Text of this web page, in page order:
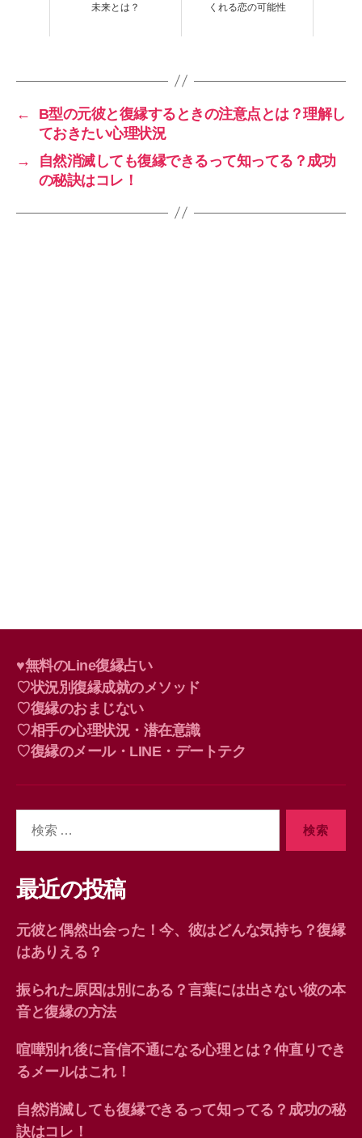
未来とは？
くれる恋の可能性
←
B型の元彼と復縁するときの注意点とは？理解し
ておきたい心理状況
→
自然消滅しても復縁できるって知ってる？成功
の秘訣はコレ！
♥無料のLine復縁占い
♡状況別復縁成就のメソッド
♡復縁のおまじない
♡相手の心理状況・潜在意識
♡復縁のメール・LINE・デートテク
象:
最近の投稿
元彼と偶然出会った！今、彼はどんな気持ち？復縁
はありえる？
振られた原因は別にある？言葉には出さない彼の本
音と復縁の方法
喧嘩別れ後に音信不通になる心理とは？仲直りでき
るメールはこれ！
自然消滅しても復縁できるって知ってる？成功の秘
訣はコレ！